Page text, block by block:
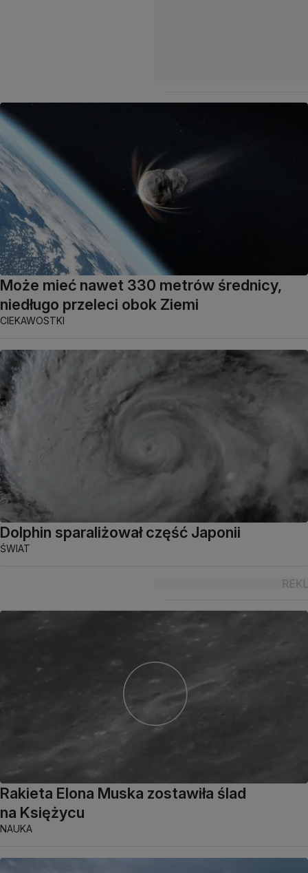
Może mieć nawet 330 metrów średnicy,
niedługo przeleci obok Ziemi
CIEKAWOSTKI
Dolphin sparaliżował część Japonii
ŚWIAT
Rakieta Elona Muska zostawiła ślad
na Księżycu
NAUKA